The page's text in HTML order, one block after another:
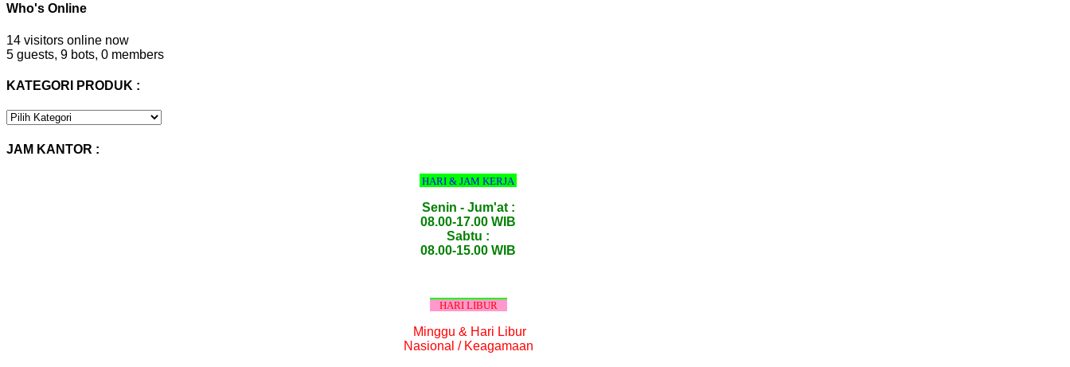
Who's Online
14 visitors online now
5 guests, 9 bots, 0 members
KATEGORI PRODUK :
KATEGORI
JAM KANTOR :
HARI & JAM KERJA
Senin - Jum'at :
08.00-17.00 WIB
Sabtu :
08.00-15.00 WIB
HARI LIBUR
Minggu & Hari Libur
Nasional / Keagamaan